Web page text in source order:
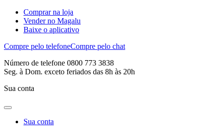
Comprar na loja
Vender no Magalu
Baixe o aplicativo
Compre pelo telefoneCompre pelo chat
Número de telefone 0800 773 3838
Seg. à Dom. exceto feriados das 8h às 20h
Sua conta
Sua conta